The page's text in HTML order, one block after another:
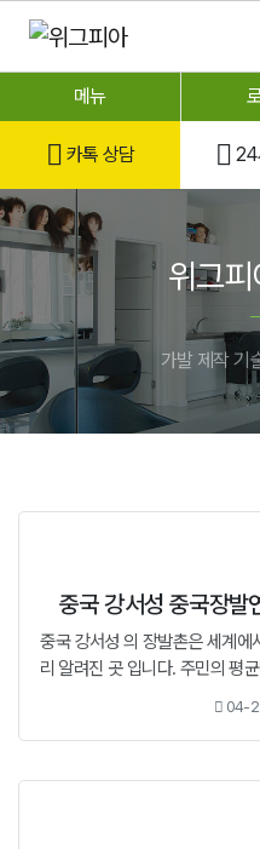
메뉴
카톡 상담 24
위그
가발 제작 기
중국 강서성 중국장발
중국 강서성 의 장발촌은 세계에
리 알려진 곳 입니다. 주민의 평
04-